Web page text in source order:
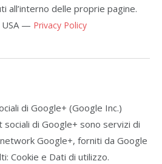
all’interno delle proprie pagine.
— Privacy Policy
di Google+ (Google Inc.)
di Google+ sono servizi di
Google+, forniti da Google
Cookie e Dati di utilizzo.